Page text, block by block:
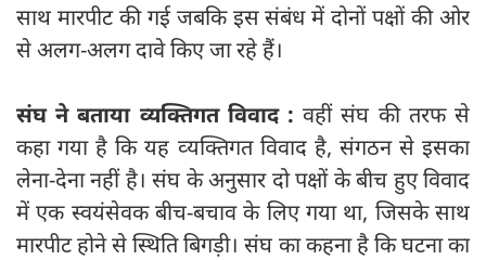
साथ मारपीट की गई जबकि इस संबंध में दोनों पक्षों की ओर
से अलग-अलग दावे किए जा रहे हैं।
संघ ने बताया व्यक्तिगत विवाद :वहीं संघ की तरफ से
कहा गया है कि यह व्‍यक्‍तिगत विवाद है, संगठन से इसका
लेना-देना नहीं है। संघ के अनुसार दो पक्षों के बीच हुए विवाद
में एक स्वयंसेवक बीच-बचाव के लिए गया था, जिसके साथ
मारपीट होने से स्थिति बिगड़ी। संघ का कहना है कि घटना का